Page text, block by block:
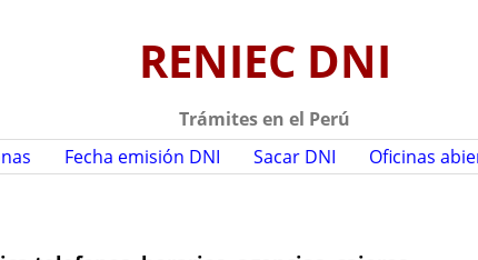
RENIEC DNI
Trámites en el Perú
Fecha emisión DNI Sacar DNI Oficinas